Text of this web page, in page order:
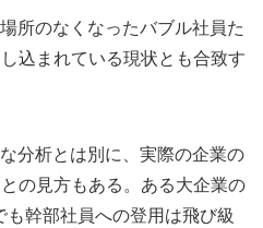
所のなくなったバブル社員た
込まれている現状とも合致す
分析とは別に、実際の企業の
の見方もある。ある大企業の
幹部社員への登用は飛び級